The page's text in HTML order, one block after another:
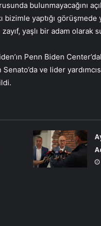
bulunmayacağını
yaptığı görüşmede
yaşlı bir adam olarak
Penn Biden
ve lider